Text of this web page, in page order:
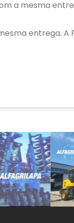
a mesma
entrega.